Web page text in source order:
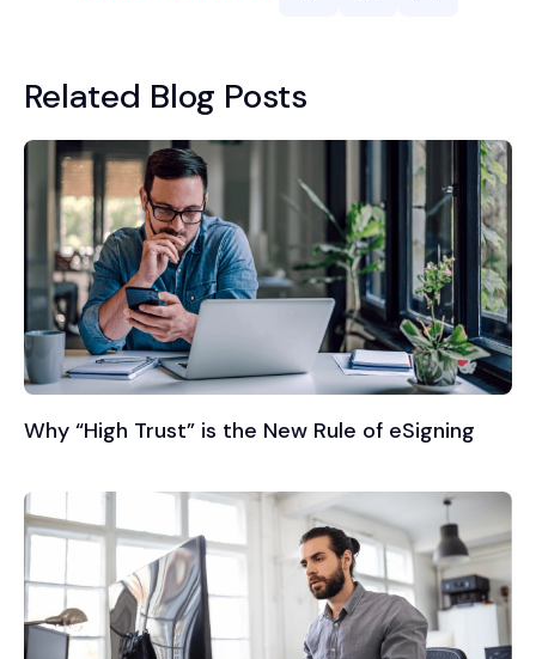
Related Blog Posts
Why “High Trust” is the New Rule of eSigning